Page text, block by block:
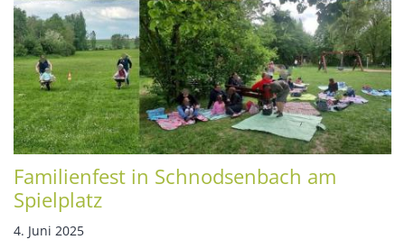
Familienfest in Schnodsenbach am
Spielplatz
4. Juni 2025